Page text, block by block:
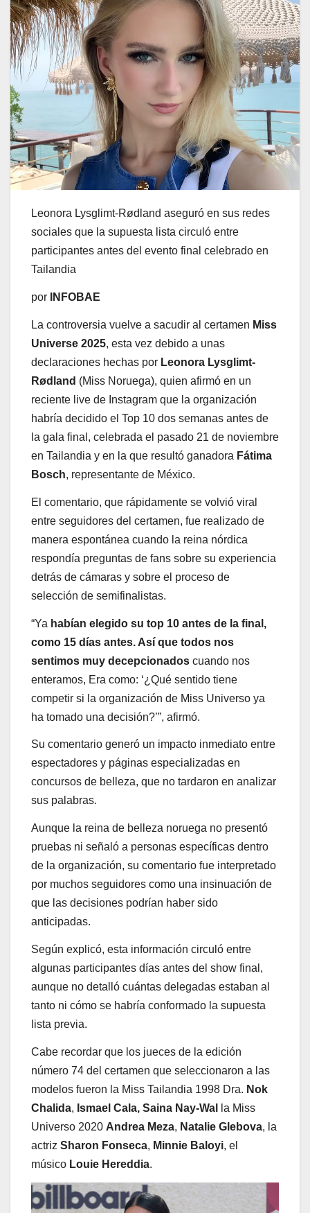
Leonora Lysglimt-Rødland aseguró en sus redes
sociales que la supuesta lista circuló entre
participantes antes del evento final celebrado en
Tailandia
por INFOBAE
La controversia vuelve a sacudir al certamen Miss
Universe 2025, esta vez debido a unas
declaraciones hechas por Leonora Lysglimt-
Rødland (Miss Noruega), quien afirmó en un
reciente live de Instagram que la organización
habría decidido el Top 10 dos semanas antes de
la gala final, celebrada el pasado 21 de noviembre
en Tailandia y en la que resultó ganadora Fátima
Bosch, representante de México.
El comentario, que rápidamente se volvió viral
entre seguidores del certamen, fue realizado de
manera espontánea cuando la reina nórdica
respondía preguntas de fans sobre su experiencia
detrás de cámaras y sobre el proceso de
selección de semifinalistas.
“Ya habían elegido su top 10 antes de la final,
como 15 días antes. Así que todos nos
sentimos muy decepcionados cuando nos
enteramos, Era como: ‘¿Qué sentido tiene
competir si la organización de Miss Universo ya
ha tomado una decisión?’”, afirmó.
Su comentario generó un impacto inmediato entre
espectadores y páginas especializadas en
concursos de belleza, que no tardaron en analizar
sus palabras.
Aunque la reina de belleza noruega no presentó
pruebas ni señaló a personas específicas dentro
de la organización, su comentario fue interpretado
por muchos seguidores como una insinuación de
que las decisiones podrían haber sido
anticipadas.
Según explicó, esta información circuló entre
algunas participantes días antes del show final,
aunque no detalló cuántas delegadas estaban al
tanto ni cómo se habría conformado la supuesta
lista previa.
Cabe recordar que los jueces de la edición
número 74 del certamen que seleccionaron a las
modelos fueron la Miss Tailandia 1998 Dra. Nok
Chalida, Ismael Cala, Saina Nay-Wal
la Miss
Universo 2020 Andrea Meza, Natalie Glebova, la
actriz Sharon Fonseca, Minnie Baloyi, el
músico Louie Hereddia.